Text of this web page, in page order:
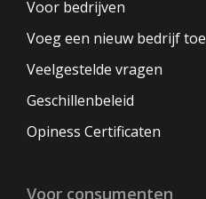
Voor bedrijven
Voeg een nieuw bedrijf toe
Veelgestelde vragen
Geschillenbeleid
Opiness Certificaten
Voor consumenten